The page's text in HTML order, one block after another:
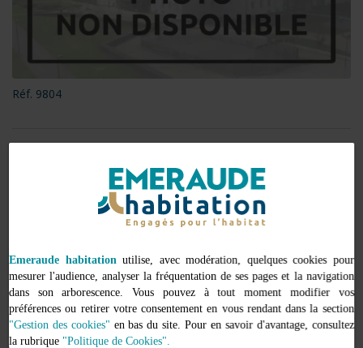
Réf. 9804
Localisation
null
Emeraude habitationutilise, avec modération, quelques cookies pour
mesurer l'audience, analyser la fréquentation de ses pages et la navigation
dans son arborescence. Vous pouvez à tout moment modifier vos
préférences ou retirer votre consentement en vous rendant dans la section
"Gestion des cookies" en bas du site. Pour en savoir d'avantage, consultez
la rubrique "Politique de Cookies".